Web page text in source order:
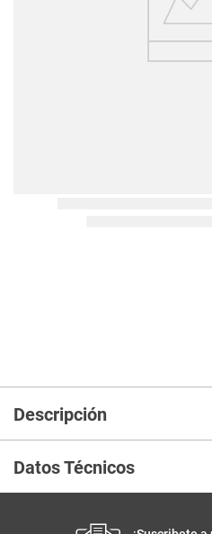
Descripción
Datos Técnicos